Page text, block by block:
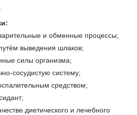
и обменные процессы;
выведения шлаков;
силы организма;
сосудистую систему;
средством;
диетического и лечебного